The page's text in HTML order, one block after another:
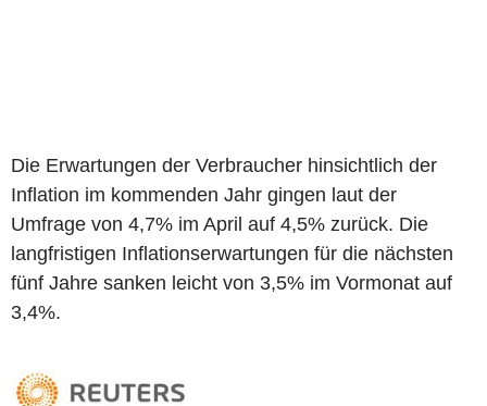
Die Erwartungen der Verbraucher hinsichtlich der
Inflation im kommenden Jahr gingen laut der
Umfrage von 4,7% im April auf 4,5% zurück. Die
langfristigen Inflationserwartungen für die nächsten
fünf Jahre sanken leicht von 3,5% im Vormonat auf
3,4%.